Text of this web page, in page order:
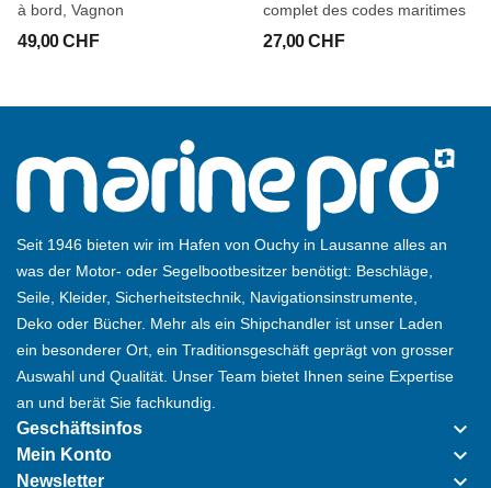
à bord, Vagnon
49,00 CHF
complet des codes maritimes
27,00 CHF
Seit 1946 bieten wir im Hafen von Ouchy in Lausanne alles an
was der Motor- oder Segelbootbesitzer benötigt: Beschläge,
Seile, Kleider, Sicherheitstechnik, Navigationsinstrumente,
Deko oder Bücher. Mehr als ein Shipchandler ist unser Laden
ein besonderer Ort, ein Traditionsgeschäft geprägt von grosser
Auswahl und Qualität. Unser Team bietet Ihnen seine Expertise
an und berät Sie fachkundig.
Geschäftsinfos keyboard_arrow_down
Mein Konto keyboard_arrow_down
Newsletter keyboard_arrow_down